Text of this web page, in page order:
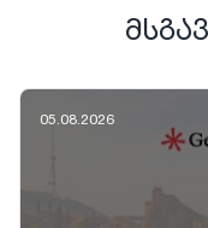
05.08.2026